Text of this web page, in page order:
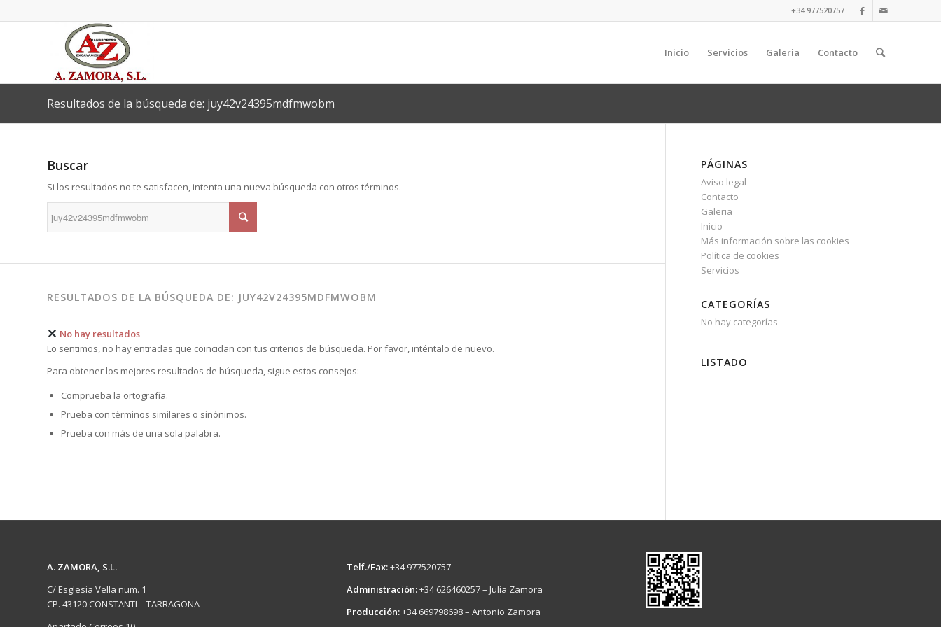
+34 977520757
Inicio Servicios Galeria Contacto
Resultados de la búsqueda de: juy42v24395mdfmwobm
Buscar
Si los resultados no te satisfacen, intenta una nueva búsqueda con otros términos.
RESULTADOS DE LA BÚSQUEDA DE: JUY42V24395MDFMWOBM
No hay resultados
Lo sentimos, no hay entradas que coincidan con tus criterios de búsqueda. Por favor, inténtalo de nuevo.
Para obtener los mejores resultados de búsqueda, sigue estos consejos:
Comprueba la ortografía.
Prueba con términos similares o sinónimos.
Prueba con más de una sola palabra.
PÁGINAS
Aviso legal
Contacto
Galeria
Inicio
Más información sobre las cookies
Política de cookies
Servicios
CATEGORÍAS
No hay categorías
LISTADO
A. ZAMORA, S.L.
C/ Esglesia Vella num. 1
CP. 43120 CONSTANTI – TARRAGONA
Telf./Fax:+34 977520757
Administración:+34 626460257 – Julia Zamora
Producción:+34 669798698 – Antonio Zamora